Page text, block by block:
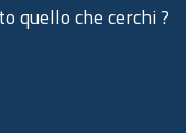
quello che cerchi ?